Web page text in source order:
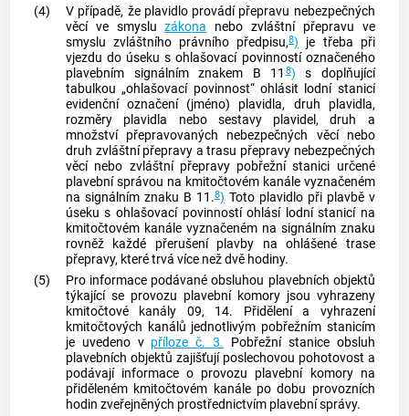
(4)
V případě, že plavidlo provádí přepravu nebezpečných
věcí ve smysluzákona nebo zvláštní přepravu ve
smyslu zvláštního právního předpisu,8) je třeba při
vjezdu do úseku s ohlašovací povinností označeného
plavebním signálním znakem B 118) s doplňující
tabulkou „ohlašovací povinnost“ ohlásit lodní stanicí
evidenční označení (jméno) plavidla, druh plavidla,
rozměry plavidla nebo sestavy plavidel, druh a
množství přepravovaných nebezpečných věcí nebo
druh zvláštní přepravy a trasu přepravy nebezpečných
věcí nebo zvláštní přepravy pobřežní stanici určené
plavební správou na kmitočtovém kanále vyznačeném
na signálním znaku B 11.8) Toto plavidlo při plavbě v
úseku s ohlašovací povinností ohlásí lodní stanicí na
kmitočtovém kanále vyznačeném na signálním znaku
rovněž každé přerušení plavby na ohlášené trase
přepravy, které trvá více než dvě hodiny.
(5)
Pro informace podávané obsluhou plavebních objektů
týkající se provozu plavební komory jsou vyhrazeny
kmitočtové kanály 09, 14. Přidělení a vyhrazení
kmitočtových kanálů jednotlivým pobřežním stanicím
je uvedeno v příloze č. 3. Pobřežní staniceobsluh
plavebních objektů zajišťují poslechovou pohotovost a
podávají informace o provozu plavební komory na
přiděleném kmitočtovém kanále po dobu provozních
hodin zveřejněných prostřednictvím plavební správy.